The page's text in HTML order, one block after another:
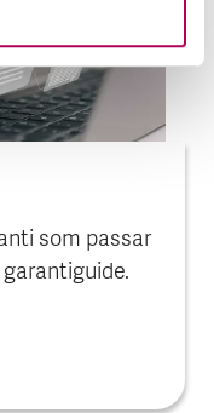
som passar